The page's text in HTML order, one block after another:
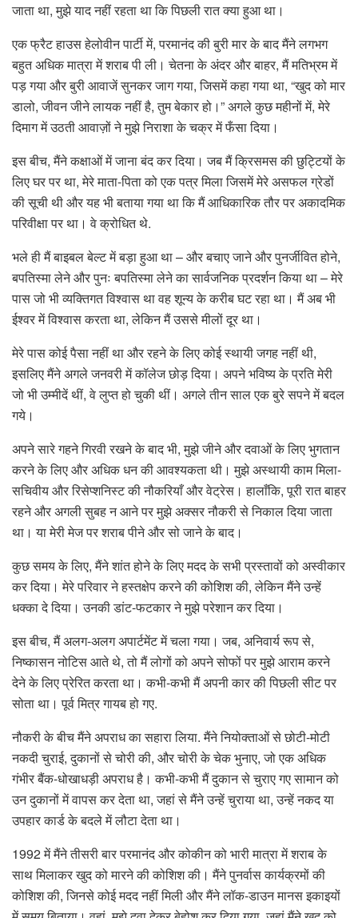
जाता था, मुझे याद नहीं रहता था कि पिछली रात क्या हुआ था।
एक फ्रैट हाउस हेलोवीन पार्टी में, परमानंद की बुरी मार के बाद मैंने लगभग
बहुत अधिक मात्रा में शराब पी ली। चेतना के अंदर और बाहर, मैं मतिभ्रम में
पड़ गया और बुरी आवाजें सुनकर जाग गया, जिसमें कहा गया था, “खुद को मार
डालो, जीवन जीने लायक नहीं है, तुम बेकार हो।” अगले कुछ महीनों में, मेरे
दिमाग में उठती आवाज़ों ने मुझे निराशा के चक्र में फँसा दिया।
इस बीच, मैंने कक्षाओं में जाना बंद कर दिया। जब मैं क्रिसमस की छुट्टियों के
लिए घर पर था, मेरे माता-पिता को एक पत्र मिला जिसमें मेरे असफल ग्रेडों
की सूची थी और यह भी बताया गया था कि मैं आधिकारिक तौर पर अकादमिक
परिवीक्षा पर था। वे क्रोधित थे.
भले ही मैं बाइबल बेल्ट में बड़ा हुआ था – और बचाए जाने और पुनर्जीवित होने,
बपतिस्मा लेने और पुनः बपतिस्मा लेने का सार्वजनिक प्रदर्शन किया था – मेरे
पास जो भी व्यक्तिगत विश्वास था वह शून्य के करीब घट रहा था। मैं अब भी
ईश्वर में विश्वास करता था, लेकिन मैं उससे मीलों दूर था।
मेरे पास कोई पैसा नहीं था और रहने के लिए कोई स्थायी जगह नहीं थी,
इसलिए मैंने अगले जनवरी में कॉलेज छोड़ दिया। अपने भविष्य के प्रति मेरी
जो भी उम्मीदें थीं, वे लुप्त हो चुकी थीं। अगले तीन साल एक बुरे सपने में बदल
गये।
अपने सारे गहने गिरवी रखने के बाद भी, मुझे जीने और दवाओं के लिए भुगतान
करने के लिए और अधिक धन की आवश्यकता थी। मुझे अस्थायी काम मिला-
सचिवीय और रिसेप्शनिस्ट की नौकरियाँ और वेट्रेस। हालाँकि, पूरी रात बाहर
रहने और अगली सुबह न आने पर मुझे अक्सर नौकरी से निकाल दिया जाता
था। या मेरी मेज पर शराब पीने और सो जाने के बाद।
कुछ समय के लिए, मैंने शांत होने के लिए मदद के सभी प्रस्तावों को अस्वीकार
कर दिया। मेरे परिवार ने हस्तक्षेप करने की कोशिश की, लेकिन मैंने उन्हें
धक्का दे दिया। उनकी डांट-फटकार ने मुझे परेशान कर दिया।
इस बीच, मैं अलग-अलग अपार्टमेंट में चला गया। जब, अनिवार्य रूप से,
निष्कासन नोटिस आते थे, तो मैं लोगों को अपने सोफों पर मुझे आराम करने
देने के लिए प्रेरित करता था। कभी-कभी मैं अपनी कार की पिछली सीट पर
सोता था। पूर्व मित्र गायब हो गए.
नौकरी के बीच मैंने अपराध का सहारा लिया. मैंने नियोक्ताओं से छोटी-मोटी
नकदी चुराई, दुकानों से चोरी की, और चोरी के चेक भुनाए, जो एक अधिक
गंभीर बैंक-धोखाधड़ी अपराध है। कभी-कभी मैं दुकान से चुराए गए सामान को
उन दुकानों में वापस कर देता था, जहां से मैंने उन्हें चुराया था, उन्हें नकद या
उपहार कार्ड के बदले में लौटा देता था।
1992 में मैंने तीसरी बार परमानंद और कोकीन को भारी मात्रा में शराब के
साथ मिलाकर खुद को मारने की कोशिश की। मैंने पुनर्वास कार्यक्रमों की
कोशिश की, जिनसे कोई मदद नहीं मिली और मैंने लॉक-डाउन मानस इकाइयों